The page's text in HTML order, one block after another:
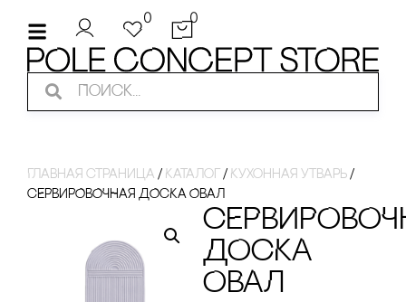
0 0
Главная страница / Каталог / Кухонная утварь /
сЕРВИРОВОЧНАЯ ДОсКА ОВАЛ
ДОсКА
ОВАЛ